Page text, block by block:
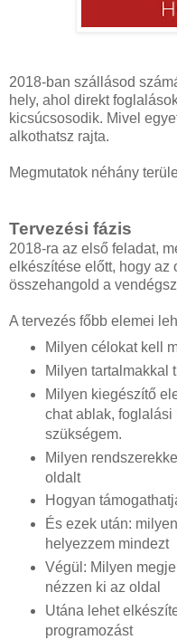
2018-ban szállásod
hely, ahol direkt
kicsúcsosodik. Mivel
alkothatsz rajta.
Megmutatok néhány
Tervezési fázis
2018-ra az első feladat,
elkészítése előtt, hogy az
összehangold a
A tervezés főbb elemei
Milyen célokat kell
Milyen tartalmakkal
Milyen kiegészítő
chat ablak, foglalási
szükségem.
Milyen
oldalt
Hogyan
És ezek után:
helyezzem mindezt
Végül: Milyen
nézzen ki az oldal
Utána lehet
programozást